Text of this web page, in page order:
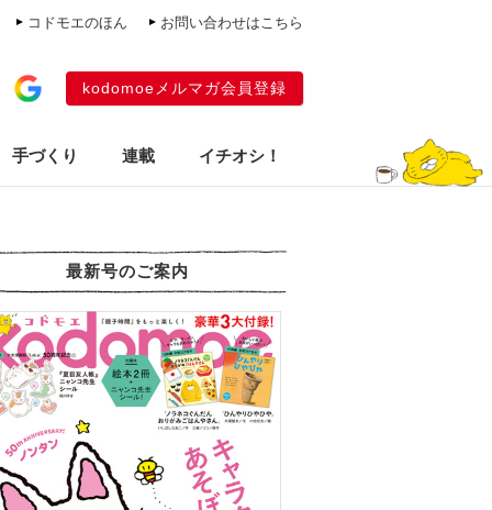
コドモエのほん お問い合わせはこちら
kodomoeメルマガ会員登録
手づくり 連載 イチオシ！
最新号のご案内